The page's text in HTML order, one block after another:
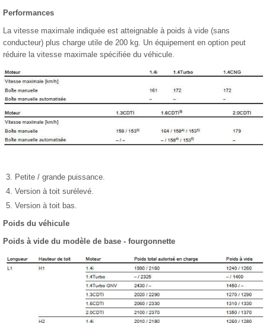
Performances
La vitesse maximale indiquée est atteignable à poids à vide (sans
conducteur) plus charge utile de 200 kg. Un équipement en option peut
réduire la vitesse maximale spécifiée du véhicule.
Petite / grande puissance.
Version à toit surélevé.
Version à toit bas.
Poids du véhicule
Poids à vide du modèle de base - fourgonnette